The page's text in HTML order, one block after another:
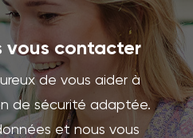
vous contacter
de vous aider à
de sécurité adaptée.
et nous vous